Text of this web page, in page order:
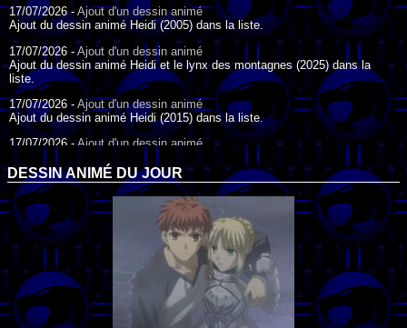
17/07/2026 - Ajout d'un dessin animé
Ajout du dessin animé Heidi (2005) dans la liste.
17/07/2026 - Ajout d'un dessin animé
Ajout du dessin animé Heidi et le lynx des montagnes (2025) dans la
liste.
17/07/2026 - Ajout d'un dessin animé
Ajout du dessin animé Heidi (2015) dans la liste.
17/07/2026 -Ajout d'un dessin animé
Ajout du dessin animé Heidi (1995) dans la liste.
09/07/2026 -Ajout d'un dessin animé
Ajout du dessin animé Genki l'Aventurier de la Chance (2006) dans la
liste.
04/07/2026 -Ajout d'un dessin animé
Ajout du dessin animé Vilain Petit Canard (2000) dans la liste.
04/07/2026 -
Ajout d'un dessin animé
Ajout du dessin animé Le Noël du vilain petit canard (2003) dans la liste.
DESSIN ANIMÉ DU JOUR